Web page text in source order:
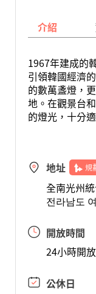
介紹
1967年建成的
引領韓國經濟
的數萬盞燈，
地。在觀景台
的燈光，十分
地址 規
全南光州
전라남도
開放時間
24小時開放
公休日